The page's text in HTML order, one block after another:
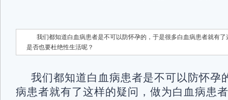
我们都知道白血病患者是不可以防怀孕的，于是很多白血病患者就有
是否也要杜绝性生活呢？
我们都知道白血病患者是不可以防怀孕
病患者就有了这样的疑问，做为白血病患